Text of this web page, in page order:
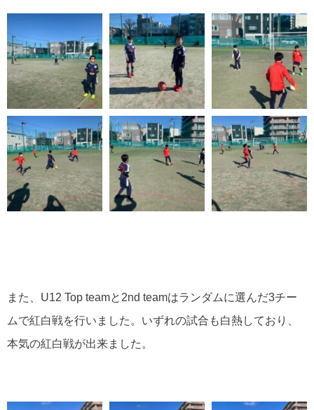
また、U12 Top teamと2nd teamはランダムに選んだ3チー
ムで紅白戦を行いました。いずれの試合も白熱しており、
本気の紅白戦が出来ました。